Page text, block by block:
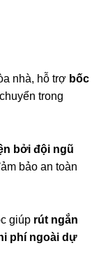
nhà, hỗ trợ bốc
trong
bởi đội ngũ
bảo an toàn
giúp rút ngắn
phí ngoài dự